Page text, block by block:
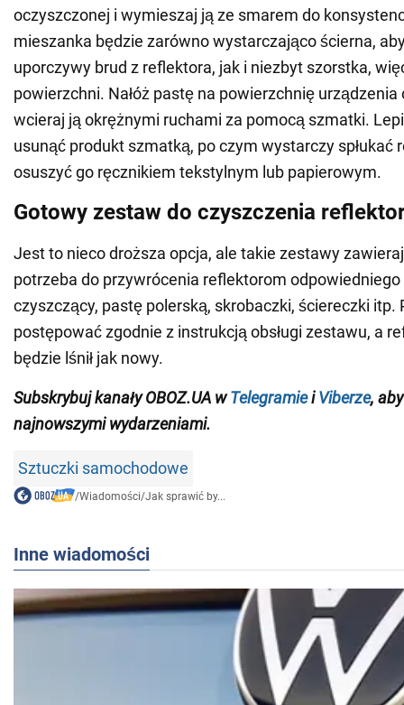
oczyszczonej i wymieszaj ją ze smarem do
mieszanka będzie zarówno wystarczająco ścierna,
uporczywy brud z reflektora, jak i niezbyt szorstka,
powierzchni. Nałóż pastę na powierzchnię
wcieraj ją okrężnymi ruchami za pomocą szmatki.
usunąć produkt szmatką, po czym wystarczy spłukać
osuszyć go ręcznikiem tekstylnym lub papierowym.
Gotowy zestaw do czyszczenia
Jest to nieco droższa opcja, ale takie zestawy
potrzeba do przywrócenia reflektorom odpowiedniego
czyszczący, pastę polerską, skrobaczki, ściereczki itp.
postępować zgodnie z instrukcją obsługi zestawu, a
będzie lśnił jak nowy.
SubskrybujkanałyOBOZ.UA wTelegramieiViberze,
najnowszymi wydarzeniami.
Sztuczki samochodowe
/Wiadomości/Jak sprawić by...
Inne wiadomości